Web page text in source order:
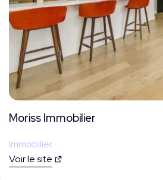
Moriss Immobilier
Immobilier
Voir le site